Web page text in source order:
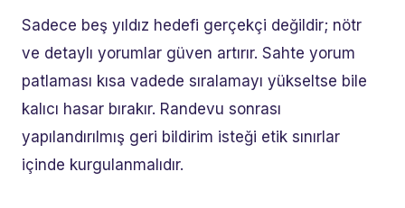
Sadece beş yıldız hedefi gerçekçi değildir; nötr
ve detaylı yorumlar güven artırır. Sahte yorum
patlaması kısa vadede sıralamayı yükseltse bile
kalıcı hasar bırakır. Randevu sonrası
yapılandırılmış geri bildirim isteği etik sınırlar
içinde kurgulanmalıdır.